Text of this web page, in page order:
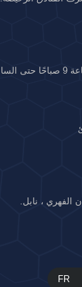
الفهري ، نابل.
FR